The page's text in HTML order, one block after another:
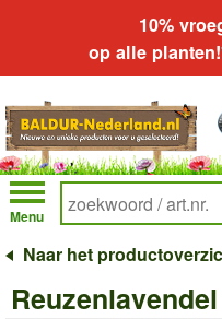
10%
op alle
Menu
Naar het